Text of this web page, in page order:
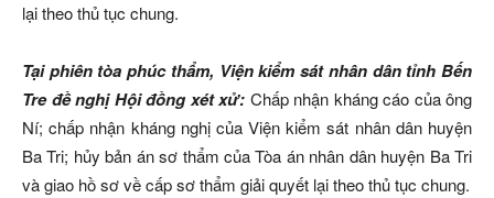
lại theo thủ tục chung.
Tại phiên tòa phúc thẩm, Viện kiểm sát nhân dân tỉnh Bến
Tre đề nghị Hội đồng xét xử: Chấp nhận kháng cáo của ông
Ní; chấp nhận kháng nghị của Viện kiểm sát nhân dân huyện
Ba Tri; hủy bản án sơ thẩm của Tòa án nhân dân huyện Ba Tri
và giao hồ sơ về cấp sơ thẩm giải quyết lại theo thủ tục chung.